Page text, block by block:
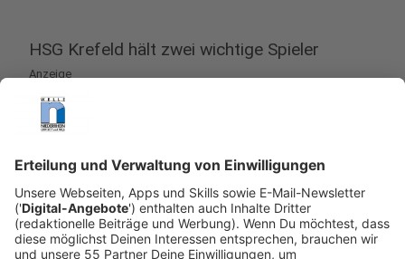
HSG Krefeld hält zwei wichtige Spieler
Anzeige
Lucas Schneider und Lukas Siegler verlängert. Der
kommende Saison in der 3. Liga. Nach dem Abstieg aus
der 2. Handball-Bundesliga laufen die
Personalplanungen bei den Eagles auf Hochtouren.